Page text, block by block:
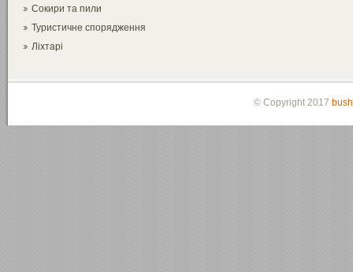
Сокири та пили
Туристичне спорядження
Ліхтарі
© Copyright 2017